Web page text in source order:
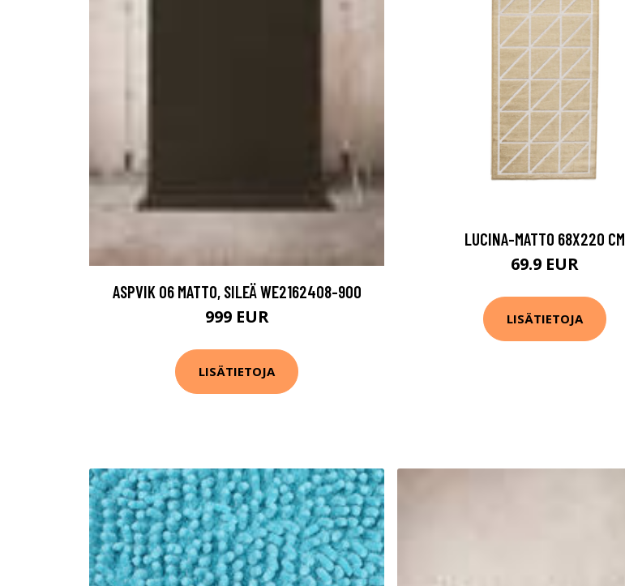
ASPVIK 06 MATTO, SILEÄ WE2162408-900
999 EUR
LISÄTIETOJA
LUCINA-MATTO 68X220 CM
69.9 EUR
LISÄTIETOJA